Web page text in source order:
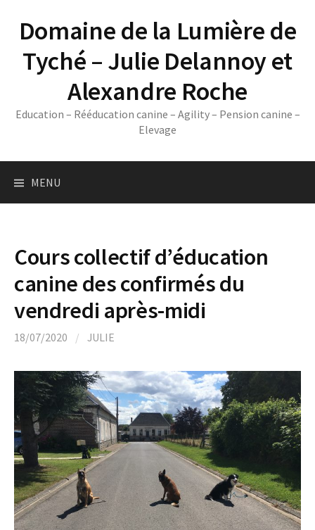
contentDomaine de la Lumière de
Tyché – Julie Delannoy et
Alexandre Roche
Education – Rééducation canine – Agility – Pension canine –
Elevage
MENU
Cours collectif d’éducation
canine des confirmés du
vendredi après-midi
18/07/2020 / JULIE